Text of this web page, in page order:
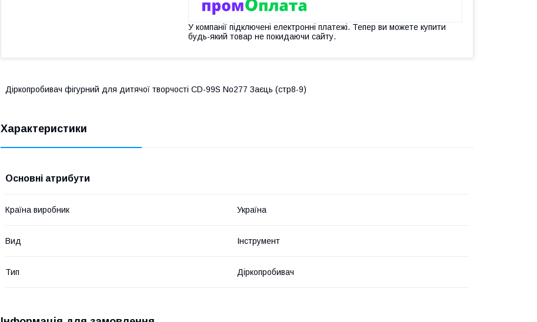
У компанії підключені електронні платежі. Тепер ви можете купити
будь-який товар не покидаючи сайту.
Діркопробивач фігурний для дитячої творчості CD-99S No277 Заєць (cтр8-9)
Характеристики
Основні атрибути
Країна виробник Україна
Вид Інструмент
Тип Діркопробивач